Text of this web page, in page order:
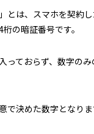
とは、スマホを契約
の暗証番号です。
っておらず、数字の
で決めた数字となりま